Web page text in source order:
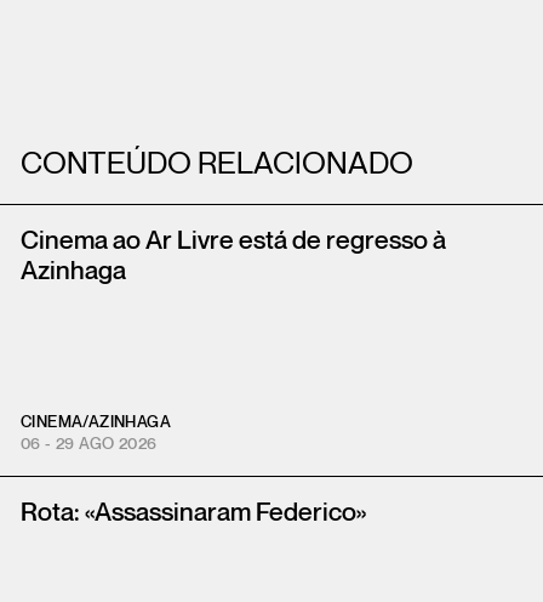
CONTEÚDO RELACIONADO
Cinema ao Ar Livre está de regresso à
Azinhaga
CINEMA/AZINHAGA
06 - 29 AGO 2026
Rota: «Assassinaram Federico»